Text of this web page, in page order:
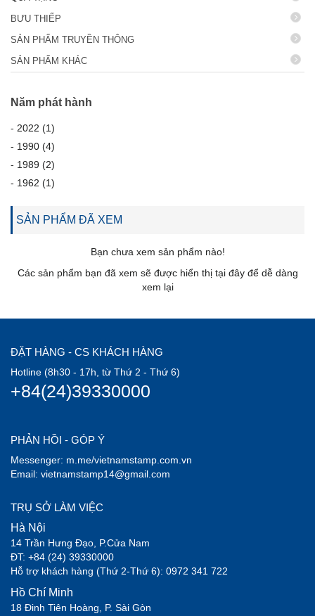
BƯU THIẾP
SẢN PHẨM TRUYỀN THÔNG
SẢN PHẨM KHÁC
Năm phát hành
- 2022 (1)
- 1990 (4)
- 1989 (2)
- 1962 (1)
SẢN PHẨM ĐÃ XEM
Bạn chưa xem sản phẩm nào!
Các sản phẩm bạn đã xem sẽ được hiển thị tại đây để dễ dàng
xem lại
ĐẶT HÀNG - CS KHÁCH HÀNG
Hotline (8h30 - 17h, từ Thứ 2 - Thứ 6)
+84(24)39330000
PHẢN HỒI - GÓP Ý
Messenger: m.me/vietnamstamp.com.vn
Email: vietnamstamp14@gmail.com
TRỤ SỞ LÀM VIỆC
Hà Nội
14 Trần Hưng Đạo, P.Cửa Nam
ĐT: +84 (24) 39330000
Hỗ trợ khách hàng (Thứ 2-Thứ 6): 0972 341 722
Hồ Chí Minh
18 Đinh Tiên Hoàng, P. Sài Gòn